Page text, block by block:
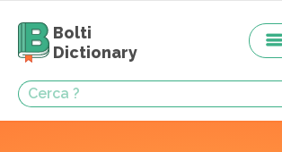
Bolti
Dictionary